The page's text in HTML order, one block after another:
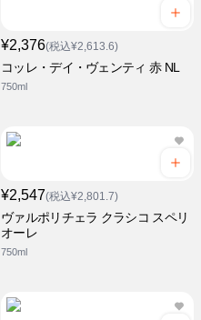
¥2,376(税込¥2,613.6)
コッレ・デイ・ヴェンティ 赤 NL
750ml
¥2,547(税込¥2,801.7)
ヴァルポリチェラ クラシコ スペリ
オーレ
750ml